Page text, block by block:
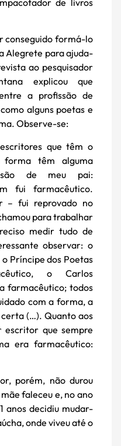
conseguido formá-lo
Alegrete para ajuda-
ao pesquisador
explicou que
a profissão de
alguns poetas e
Observe-se:
que têm o
forma têm alguma
de meu pai:
fui farmacêutico.
– fui reprovado no
para trabalhar
medir tudo de
observar: o
Príncipe dos Poetas
o Carlos
farmacêutico; todos
com a forma, a
certa (…). Quanto aos
escritor que sempre
era farmacêutico:
porém, não durou
faleceu e, no ano
anos decidiu mudar-
onde viveu até o